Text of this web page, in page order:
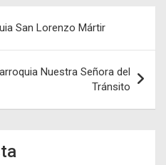
San Lorenzo Mártir
Nuestra Señora del
Tránsito